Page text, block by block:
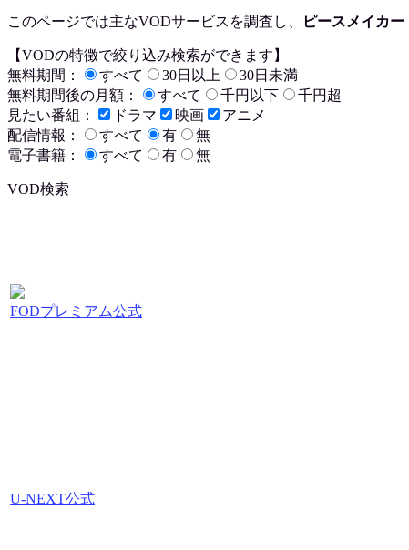
このページでは主なVODサービスを調査し、 ピースメイカー
【VODの特徴で絞り込み検索ができます】
無料期間：
すべて 30日以上
30日未満
無料期間後の月額：
すべて 千円以下
千円超
見たい番組：
ドラマ 映画
アニメ
配信情報：
すべて 有
無
電子書籍：
すべて 有 無
VOD検索
FODプレミアム公式
U-NEXT公式